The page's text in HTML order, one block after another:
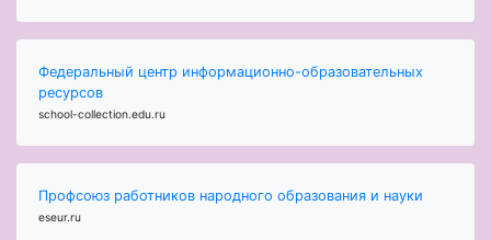
Федеральный центр информационно-образовательных
ресурсов
school-collection.edu.ru
Профсоюз работников народного образования и науки
eseur.ru